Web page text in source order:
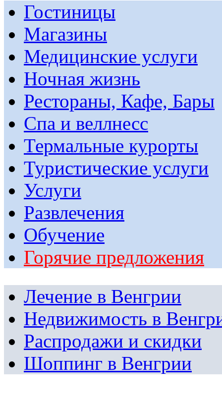
Гостиницы
Магазины
Медицинские услуги
Ночная жизнь
Рестораны, Кафе, Бары
Спа и веллнесс
Термальные курорты
Туристические услуги
Услуги
Развлечения
Обучение
Горячие предложения
Лечение в Венгрии
Недвижимость в
Распродажи и скидки
Шоппинг в Венгрии